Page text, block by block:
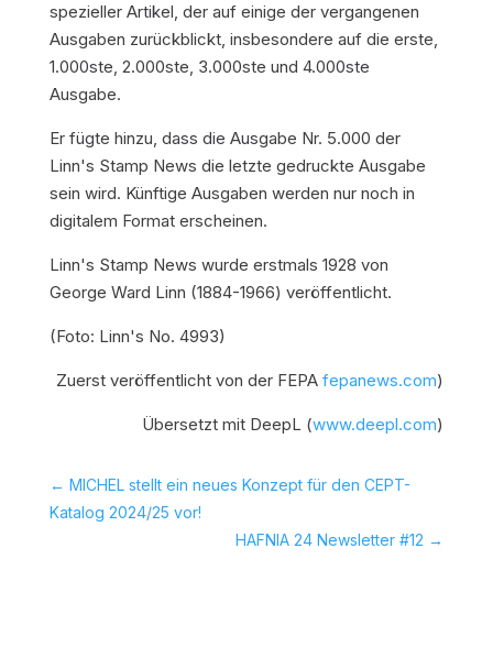
spezieller Artikel, der auf einige der vergangenen
Ausgaben zurückblickt, insbesondere auf die erste,
1.000ste, 2.000ste, 3.000ste und 4.000ste
Ausgabe.
Er fügte hinzu, dass die Ausgabe Nr. 5.000 der
Linn's Stamp News die letzte gedruckte Ausgabe
sein wird. Künftige Ausgaben werden nur noch in
digitalem Format erscheinen.
Linn's Stamp News wurde erstmals 1928 von
George Ward Linn (1884-1966) veröffentlicht.
(Foto: Linn's No. 4993)
Zuerst veröffentlicht von der FEPAfepanews.com)
Übersetzt mit DeepL (www.deepl.com)
← MICHEL stellt ein neues Konzept für den CEPT-
Katalog 2024/25 vor!
HAFNIA 24 Newsletter #12 →